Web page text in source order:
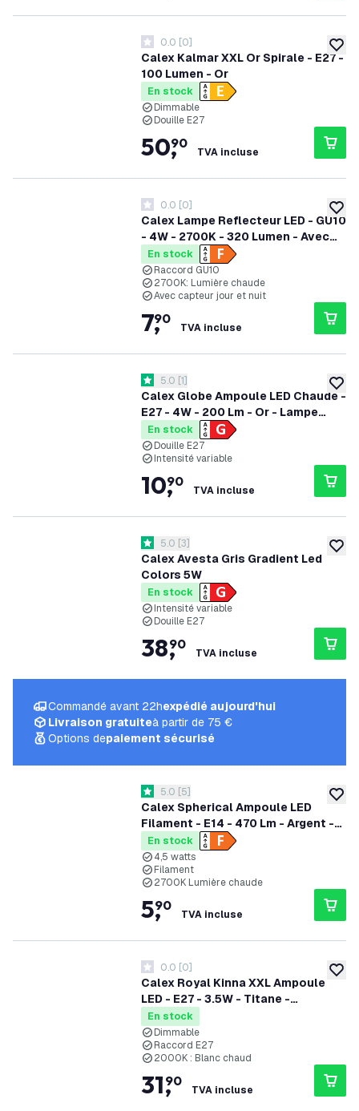
Calex Kalmar XXL Or Spirale - E27 -
100 Lumen - Or
0 étoiles de notation
0.0 [0]
En stock
Dimmable
Douille E27
50,
90
TVA incluse
Calex Lampe Reflecteur LED - GU10
- 4W - 2700K - 320 Lumen - Avec
Capteur
0 étoiles de notation
0.0 [0]
En stock
Raccord GU10
2700K: Lumière chaude
Avec capteur jour et nuit
7,
90
TVA incluse
Calex Globe Ampoule LED Chaude -
E27 - 4W - 200 Lm - Or - Lampe
Vintage
ouvrir le tiroir des avis
5 étoiles de notation
5.0 [1]
En stock
Douille E27
Intensité variable
10,
90
TVA incluse
Calex Avesta Gris Gradient Led
Colors 5W
ouvrir le tiroir des avis
5 étoiles de notation
5.0 [3]
En stock
Intensité variable
Douille E27
38,
90
TVA incluse
Calex Spherical Ampoule LED
Filament - E14 - 470 Lm - Argent -
Lampe Vintage
ouvrir le tiroir des avis
5 étoiles de notation
5.0 [5]
En stock
4,5 watts
Filament
2700K Lumière chaude
5,
90
TVA incluse
Calex Royal Kinna XXL Ampoule
LED - E27 - 3.5W - Titane -
Dimmable
0 étoiles de notation
0.0 [0]
En stock
Dimmable
Raccord E27
2000K : Blanc chaud
31,
90
TVA incluse
Commandé avant 22hexpédié aujourd'hui
Livraison gratuiteà partir de 75 €
Options depaiement sécurisé